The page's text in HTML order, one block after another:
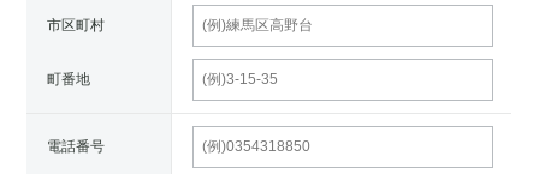
市区町村
町番地
電話番号